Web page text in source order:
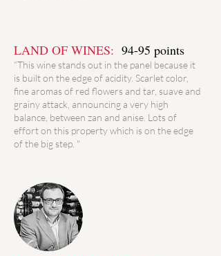
LAND OF WINES: 94-95 points
“This wine stands out in the panel because it
is built on the edge of acidity. Scarlet color,
fine aromas of red flowers and tar, suave and
grainy attack, announcing a very high
balance, between zan and anise. Lots of
effort on this property which is on the edge
of the big step. "